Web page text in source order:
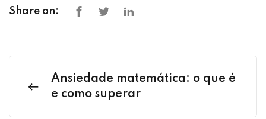
Share on:
Ansiedade matemática: o que é
e como superar